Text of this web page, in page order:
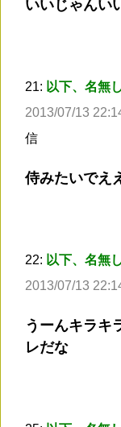
いいじゃんい
21: 以下、名無
2013/07/13
信
侍みたいでえ
22: 以下、名無
2013/07/13
うーんキラキ
レだな